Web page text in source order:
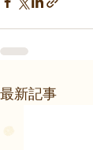
最新記事